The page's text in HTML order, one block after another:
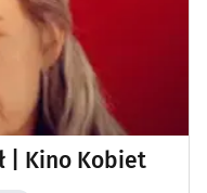
Czas, który nie nadszedł | Kino Kobiet